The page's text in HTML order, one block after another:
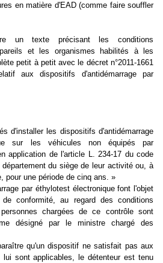
en matière d'EAD (comme faire souffler
un texte précisant les conditions
et les organismes habilités à les
petit à petit avec le décret n°2011-1661
aux dispositifs d'antidémarrage par
d'installer les dispositifs d'antidémarrage
sur les véhicules non équipés par
application de l'article L. 234-17 du code
du siège de leur activité ou, à
pour une période de cinq ans. »
par éthylotest électronique font l'objet
conformité, au regard des conditions
chargées de ce contrôle sont
désigné par le ministre chargé des
qu'un dispositif ne satisfait pas aux
lui sont applicables, le détenteur est tenu